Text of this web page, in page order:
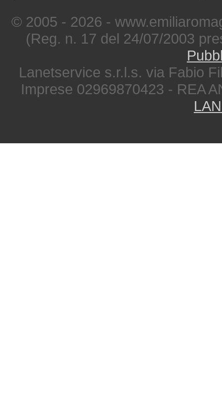
© 2005 - 2026 -
(Reg. n. 17 del 24/07/2003
Lanetservice s.r.l.s. via Fabio
Imprese 02969870423 - REA